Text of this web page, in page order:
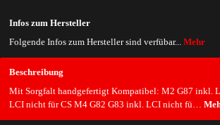
Beschreibung
Mit Sorgfalt handgefertigt Kompatibel: M2 G87 inkl.
LCI nicht für CS M4 G82 G83 inkl. LCI nicht fü…
Infos zum Hersteller
Folgende Infos zum Hersteller sind verfübar... Mehr